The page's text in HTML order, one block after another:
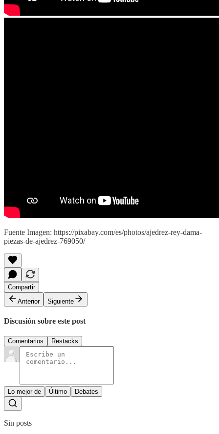
Fuente Imagen: https://pixabay.com/es/photos/ajedrez-rey-dama-
piezas-de-ajedrez-769050/
Compartir
Anterior
Siguiente
Discusión sobre este post
Comentarios Restacks
Lo mejor de Último Debates
Sin posts